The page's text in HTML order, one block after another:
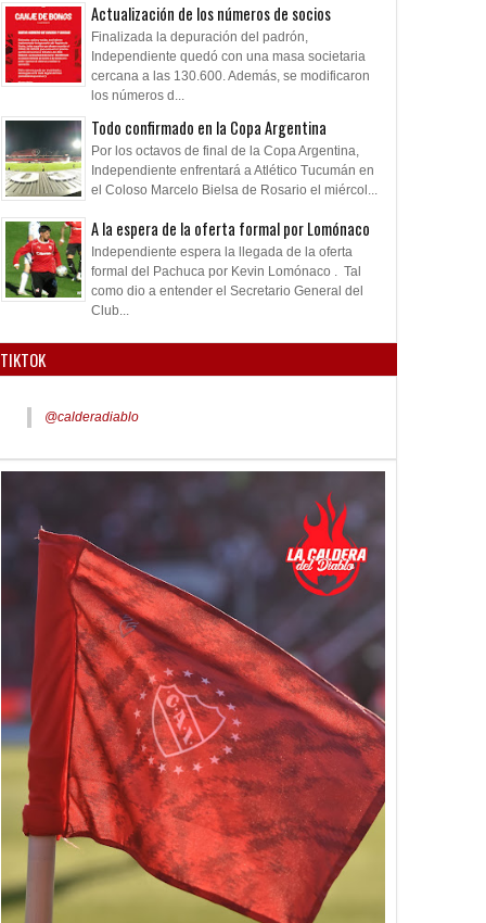
Actualización de los números de socios
Finalizada la depuración del padrón,
Independiente quedó con una masa societaria
cercana a las 130.600. Además, se modificaron
los números d...
Todo confirmado en la Copa Argentina
Por los octavos de final de la Copa Argentina,
Independiente enfrentará a Atlético Tucumán en
el Coloso Marcelo Bielsa de Rosario el miércol...
A la espera de la oferta formal por Lomónaco
Independiente espera la llegada de la oferta
formal del Pachuca por Kevin Lomónaco . Tal
como dio a entender el Secretario General del
Club...
TIKTOK
@calderadiablo